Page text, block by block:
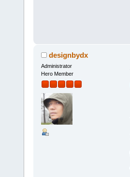
designbydx
Administrator
Hero Member